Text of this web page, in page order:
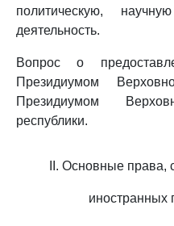
политическую,
деятельность.
Вопрос о
Президиумом
Президиумом
республики.
II. Основные права,